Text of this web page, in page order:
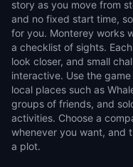
story as you move from
and no fixed start time,
for you. Monterey works
a checklist of sights.
look closer, and small
interactive. Use the
local places such as
groups of friends, and
activities. Choose a
whenever you want, and
a plot.